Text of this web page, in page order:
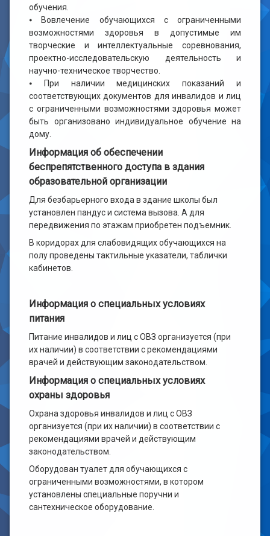
обучения.
⦁ Вовлечение обучающихся с ограниченными
возможностями здоровья в допустимые им
творческие и интеллектуальные соревнования,
проектно-исследовательскую деятельность и
научно-техническое творчество.
⦁ При наличии медицинских показаний и
соответствующих документов для инвалидов и лиц
с ограниченными возможностями здоровья может
быть организовано индивидуальное обучение на
дому.
Информация об обеспечении
беспрепятственного доступа в здания
образовательной организации
Для безбарьерного входа в здание школы был
установлен пандус и система вызова. А для
передвижения по этажам приобретен подъемник.
В коридорах для слабовидящих обучающихся на
полу проведены тактильные указатели, таблички
кабинетов.
Информация о специальных условиях
питания
Питание инвалидов и лиц с ОВЗ организуется (при
их наличии) в соответствии с рекомендациями
врачей и действующим законодательством.
Информация о специальных условиях
охраны здоровья
Охрана здоровья инвалидов и лиц с ОВЗ
организуется (при их наличии) в соответствии с
рекомендациями врачей и действующим
законодательством.
Оборудован туалет для обучающихся с
ограниченными возможностями, в котором
установлены специальные поручни и
сантехническое оборудование.